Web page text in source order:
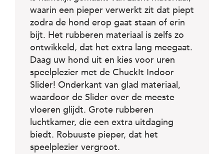
waarin een pieper verwerkt zit dat piept
zodra de hond erop gaat staan of erin
bijt. Het rubberen materiaal is zelfs zo
ontwikkeld, dat het extra lang meegaat.
Daag uw hond uit en kies voor uren
speelplezier met de ChuckIt Indoor
Slider! Onderkant van glad materiaal,
waardoor de Slider over de meeste
vloeren glijdt. Grote rubberen
luchtkamer, die een extra uitdaging
biedt. Robuuste pieper, dat het
speelplezier vergroot.